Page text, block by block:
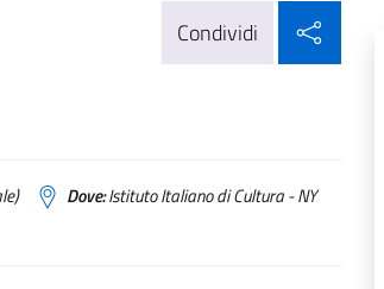
Condividi
Dove:Istituto Italiano di Cultura - NY